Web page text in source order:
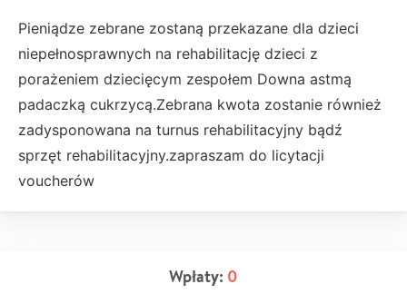
Pieniądze zebrane zostaną przekazane dla dzieci
niepełnosprawnych na rehabilitację dzieci z
porażeniem dziecięcym zespołem Downa astmą
padaczką cukrzycą.Zebrana kwota zostanie również
zadysponowana na turnus rehabilitacyjny bądź
sprzęt rehabilitacyjny.zapraszam do licytacji
voucherów
Wpłaty: 0